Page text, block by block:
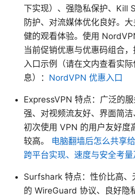
下实现）、强隐私保护、Kill
防护、对流媒体优化良好。
健的观看体验。使用
当前促销优惠与优惠码组合
入口示例（请在文内查看实
息）： NordVPN 优惠入口
ExpressVPN 特点：广泛的
强、对视频流友好、界面简
初次使用 VPN 的用户友好度
较高。 电脑翻墙后怎么共享
跨平台实现、速度与安全考
Surfshark 特点：性价比高、
的 WireGuard 协议、良好隐